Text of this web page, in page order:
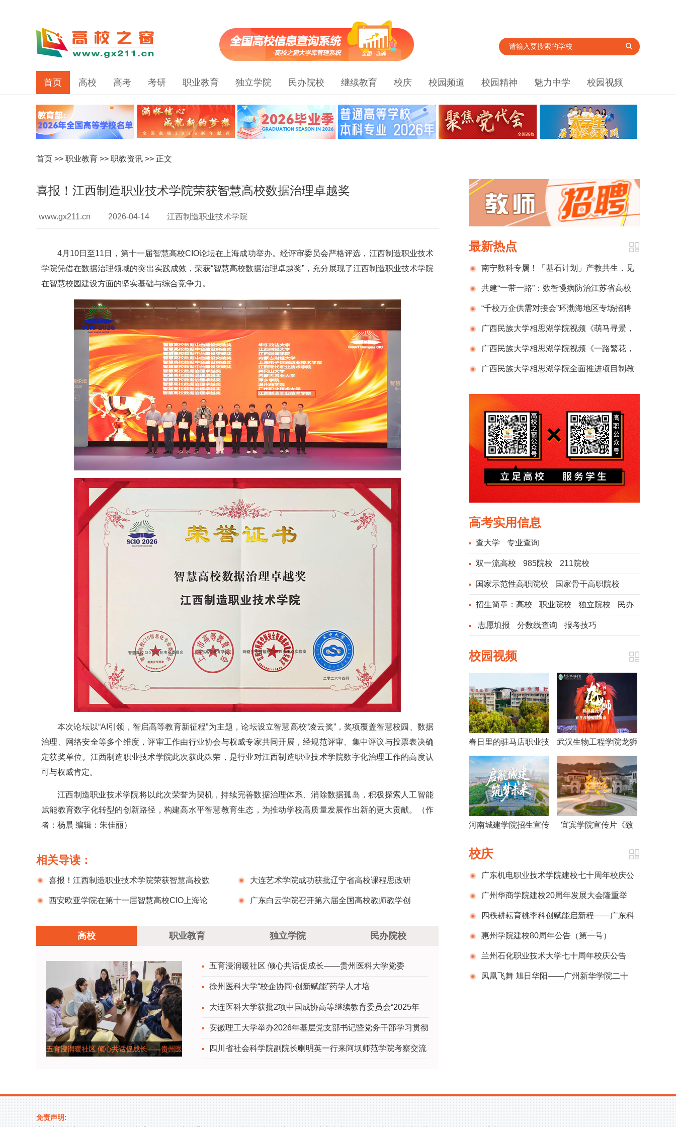
首页 高校 高考 考研 职业教育 独立学院 民办院校 继续教育 校庆 校园频道 校园精神 魅力中学 校园视频
首页 >> 职业教育 >> 职教资讯 >> 正文
喜报！江西制造职业技术学院荣获智慧高校数据治理卓越奖
www.gx211.cn 2026-04-14 江西制造职业技术学院
4月10日至11日，第十一届智慧高校CIO论坛在上海成功举办。经评审委员会严格评选，江西制造职业技术
学院凭借在数据治理领域的突出实践成效，荣获“智慧高校数据治理卓越奖”，充分展现了江西制造职业技术学院
在智慧校园建设方面的坚实基础与综合竞争力。
本次论坛以“AI引领，智启高等教育新征程”为主题，论坛设立智慧高校“凌云奖”，奖项覆盖智慧校园、数据
治理、网络安全等多个维度，评审工作由行业协会与权威专家共同开展，经规范评审、集中评议与投票表决确
定获奖单位。江西制造职业技术学院此次获此殊荣，是行业对江西制造职业技术学院数字化治理工作的高度认
可与权威肯定。
江西制造职业技术学院将以此次荣誉为契机，持续完善数据治理体系、消除数据孤岛，积极探索人工智能
赋能教育数字化转型的创新路径，构建高水平智慧教育生态，为推动学校高质量发展作出新的更大贡献。（作
者：杨晨 编辑：朱佳丽）
相关导读：
喜报！江西制造职业技术学院荣获智慧高校数
据治理卓越奖
大连艺术学院成功获批辽宁省高校课程思政研
究工作站
西安欧亚学院在第十一届智慧高校CIO上海论 广东白云学院召开第六届全国高校教师教学创
高校 职业教育 独立学院 民办院校
五育浸润暖社区 倾心共话促成长——贵州医
五育浸润暖社区 倾心共话促成长——贵州医科大学党委
徐州医科大学“校企协同·创新赋能”药学人才培
大连医科大学获批2项中国成协高等继续教育委员会“2025年
安徽理工大学举办2026年基层党支部书记暨党务干部学习贯彻
四川省社会科学院副院长喇明英一行来阿坝师范学院考察交流
最新热点
南宁数科专属！「基石计划」产教共生，见
证成长新力量！
共建“一带一路”：数智慢病防治江苏省高校
重点实验室获批江苏卫生“小而美”项目
“千校万企供需对接会”环渤海地区专场招聘
暨2026年辽京津鲁冀人才交流洽谈会在大连理
工大学举行
广西民族大学相思湖学院视频《萌马寻景，
趣游数科》
广西民族大学相思湖学院视频《一路繁花，
数科春韵》
广西民族大学相思湖学院全面推进项目制教
向”融合型人才培养新生态
高考实用信息
查大学 专业查询
双一流高校 985院校 211院校
国家示范性高职院校 国家骨干高职院校
招生简章： 高校 职业院校 独立院校 民办
院校志愿填报 分数线查询 报考技巧
校园视频
春日里的驻马店职业技
术学院|| 这个春天，我
在驻职院等你
武汉生物工程学院龙狮
河南城建学院招生宣传 宜宾学院宣传片《致
校庆
广东机电职业技术学院建校七十周年校庆公
告（第一号）
广州华商学院建校20周年发展大会隆重举
行 四秩耕耘育桃李科创赋能启新程——广东科
学技术职业学院（广东省科技干部学院）举办
建校40周年校庆系列活动
惠州学院建校80周年公告（第一号）
兰州石化职业技术大学七十周年校庆公告
（第二号）
凤凰飞舞 旭日华阳——广州新华学院二十
免责声明: